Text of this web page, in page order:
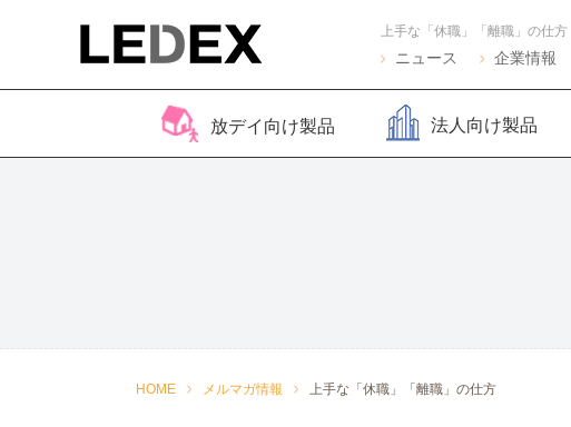
ニュース 企業情報
放デイ向け製品 法人向け製品
トKIDS
ト
上手な「休職」「離職」の仕方
HOME メルマガ情報 上手な「休職」「離職」の仕方